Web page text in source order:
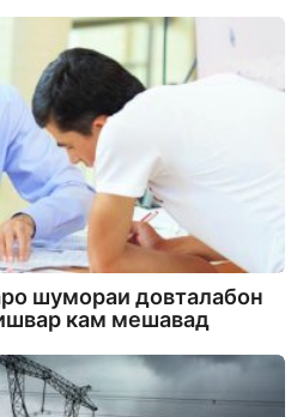
шумораи довталабон
кам мешавад